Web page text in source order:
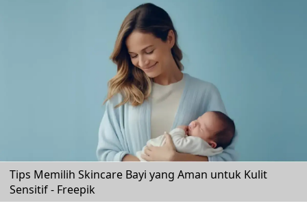
Tips Memilih Skincare Bayi yang Aman untuk Kulit
Sensitif - Freepik